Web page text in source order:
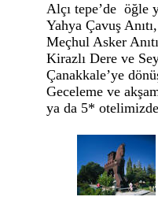
Alçı tepe’de öğle
Yahya Çavuş
Meçhul Asker
Kirazlı Dere ve
Çanakkale’ye
Geceleme ve
ya da 5*